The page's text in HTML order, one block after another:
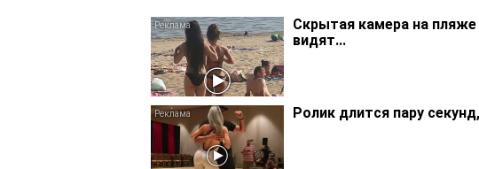
Скрытая камера на
видят...
Ролик длится пару